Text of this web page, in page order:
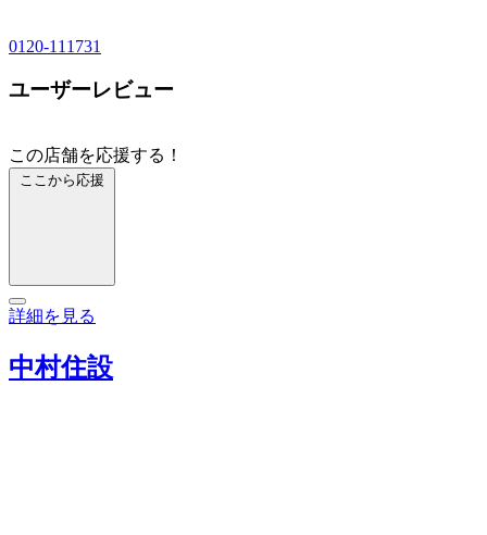
0120-111731
ユーザーレビュー
この店舗を応援する！
ここから応援
詳細を見る
中村住設